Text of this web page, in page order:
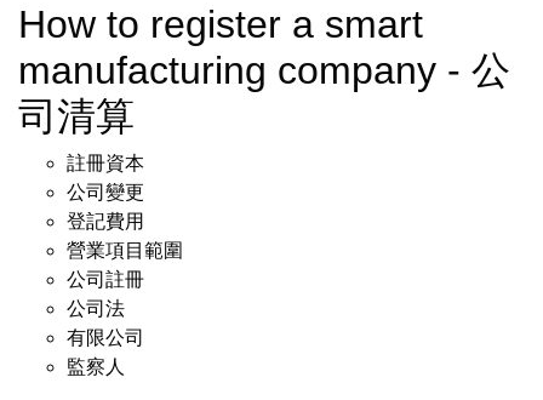
How to register a smart
manufacturing company - 公
司清算
註冊資本
公司變更
登記費用
營業項目範圍
公司註冊
公司法
有限公司
監察人